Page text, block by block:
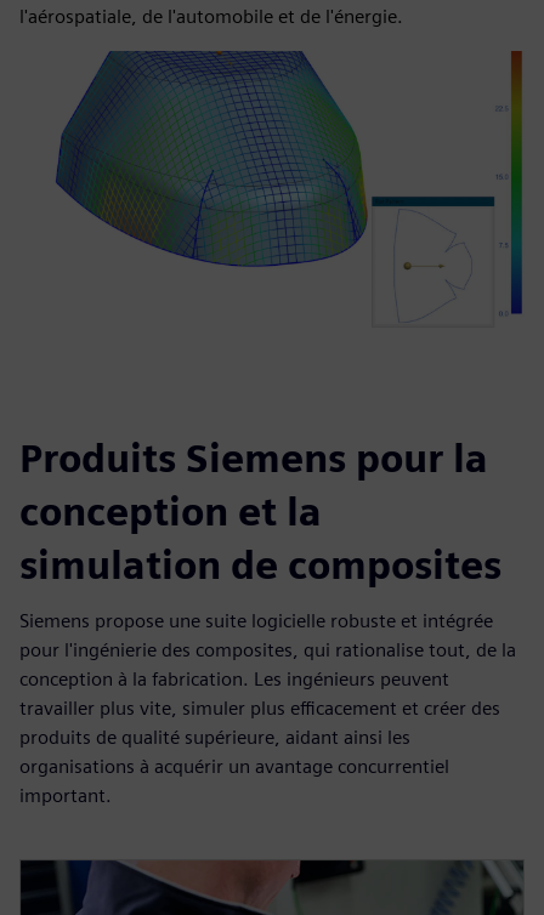
l'aérospatiale, de l'automobile et de l'énergie.
Produits Siemens pour la
conception et la
simulation de composites
Siemens propose une suite logicielle robuste et intégrée
pour l'ingénierie des composites, qui rationalise tout, de la
conception à la fabrication. Les ingénieurs peuvent
travailler plus vite, simuler plus efficacement et créer des
produits de qualité supérieure, aidant ainsi les
organisations à acquérir un avantage concurrentiel
important.